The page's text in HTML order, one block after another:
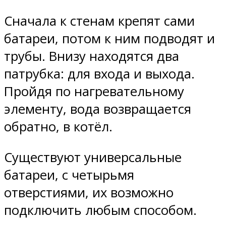
Сначала к стенам крепят сами
батареи, потом к ним подводят и
трубы. Внизу находятся два
патрубка: для входа и выхода.
Пройдя по нагревательному
элементу, вода возвращается
обратно, в котёл.
Существуют универсальные
батареи, с четырьмя
отверстиями, их возможно
подключить любым способом.